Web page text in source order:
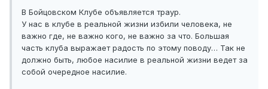
В Бойцовском Клубе объявляется траур.
У нас в клубе в реальной жизни избили человека, не
важно где, не важно кого, не важно за что. Большая
часть клуба выражает радость по этому поводу… Так не
должно быть, любое насилие в реальной жизни ведет за
собой очередное насилие.